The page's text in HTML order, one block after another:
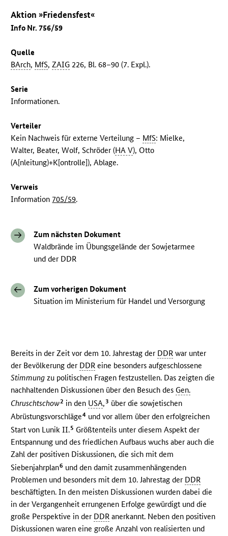
Aktion »Friedensfest«
Info Nr. 756/59
Quelle
BArch, MfS,ZAIG 226, Bl. 68–90 (7. Expl.).
Serie
Informationen.
Verteiler
Kein Nachweis für externe Verteilung – MfS: Mielke,
Walter, Beater, Wolf, Schröder (HA V), Otto
(A[nleitung)+K[ontrolle]), Ablage.
Verweis
Information 705/59.
Zum nächsten Dokument
Waldbrände im Übungsgelände der Sowjetarmee
und der DDR
Zum vorherigen Dokument
Situation im Ministerium für Handel und Versorgung
Bereits in der Zeit vor dem 10. Jahrestag der DDR war unter
der Bevölkerung der DDR eine besonders aufgeschlossene
Stimmung zu politischen Fragen festzustellen. Das zeigten die
nachhaltenden Diskussionen über den Besuch des Gen.
Chruschtschow2 in den USA,3 über die sowjetischen
Abrüstungsvorschläge4 und vor allem über den erfolgreichen
Start von Lunik II.5 Größtenteils unter diesem Aspekt der
Entspannung und des friedlichen Aufbaus wuchs aber auch die
Zahl der positiven Diskussionen, die sich mit dem
Siebenjahrplan6 und den damit zusammenhängenden
Problemen und besonders mit dem 10. Jahrestag der DDR
beschäftigten. In den meisten Diskussionen wurden dabei die
in der Vergangenheit errungenen Erfolge gewürdigt und die
große Perspektive in der DDR anerkannt. Neben den positiven
Diskussionen waren eine große Anzahl von realisierten und